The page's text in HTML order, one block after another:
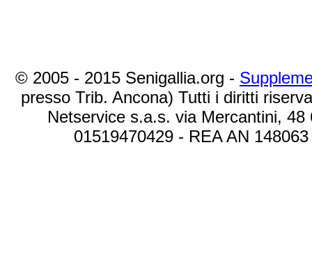
© 2005 - 2015 Senigallia.org -
presso Trib. Ancona) Tutti i diritti
Netservice s.a.s. via Mercantini,
01519470429 - REA AN